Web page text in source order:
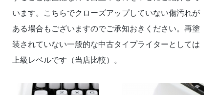
います。こちらでクローズアップしていない傷汚れが
ある場合もございますのでご承知おきください。再塗
装されていない一般的な中古タイプライターとしては
上級レベルです（当店比較）。